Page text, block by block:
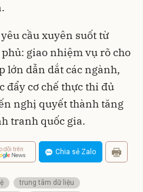
cầu xuyên suốt từ
giao nhiệm vụ rõ cho
lớn dẫn dắt các ngành,
đẩy cơ chế thực thi đủ
nghị quyết thành tăng
tranh quốc gia.
dõi trên Chia sẻ Zalo
trung tâm dữ liệu